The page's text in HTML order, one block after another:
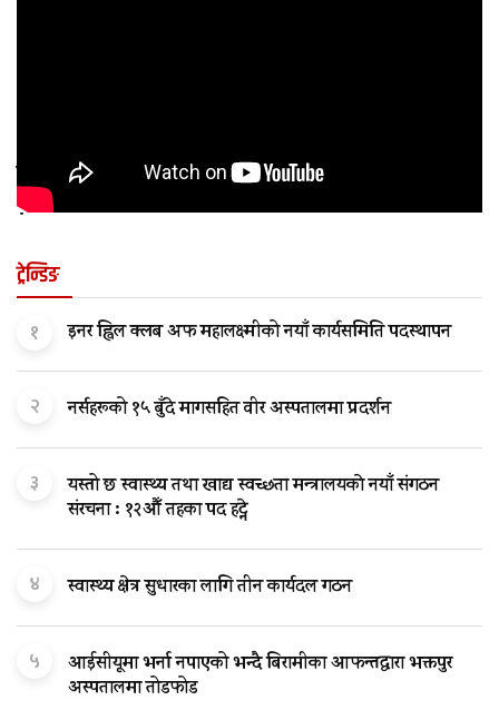
कुन अवस्थामा बच्चालाई शल्यक्रिया आवश्यक पर्छ
?
ट्रेन्डिङ
१ इनर ह्विल क्लब अफ महालक्ष्मीको नयाँ कार्यसमिति पदस्थापन
२ नर्सहरूको १५ बुँदे मागसहित वीर अस्पतालमा प्रदर्शन
३
यस्तो छ स्वास्थ्य तथा खाद्य स्वच्छता मन्त्रालयकाे नयाँ संगठन
संरचना : १२औँ तहका पद हट्ने
४ स्वास्थ्य क्षेत्र सुधारका लागि तीन कार्यदल गठन
५
आईसीयूमा भर्ना नपाएको भन्दै बिरामीका आफन्तद्वारा भक्तपुर
अस्पतालमा तोडफोड